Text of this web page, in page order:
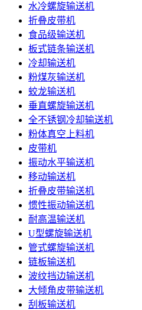
水冷螺旋输送机
折叠皮带机
食品级输送机
板式链条输送机
冷却输送机
粉煤灰输送机
蛟龙输送机
垂直螺旋输送机
全不锈钢冷却输送机
粉体真空上料机
皮带机
振动水平输送机
移动输送机
折叠皮带输送机
惯性振动输送机
耐高温输送机
U型螺旋输送机
管式螺旋输送机
链板输送机
波纹挡边输送机
大倾角皮带输送机
刮板输送机